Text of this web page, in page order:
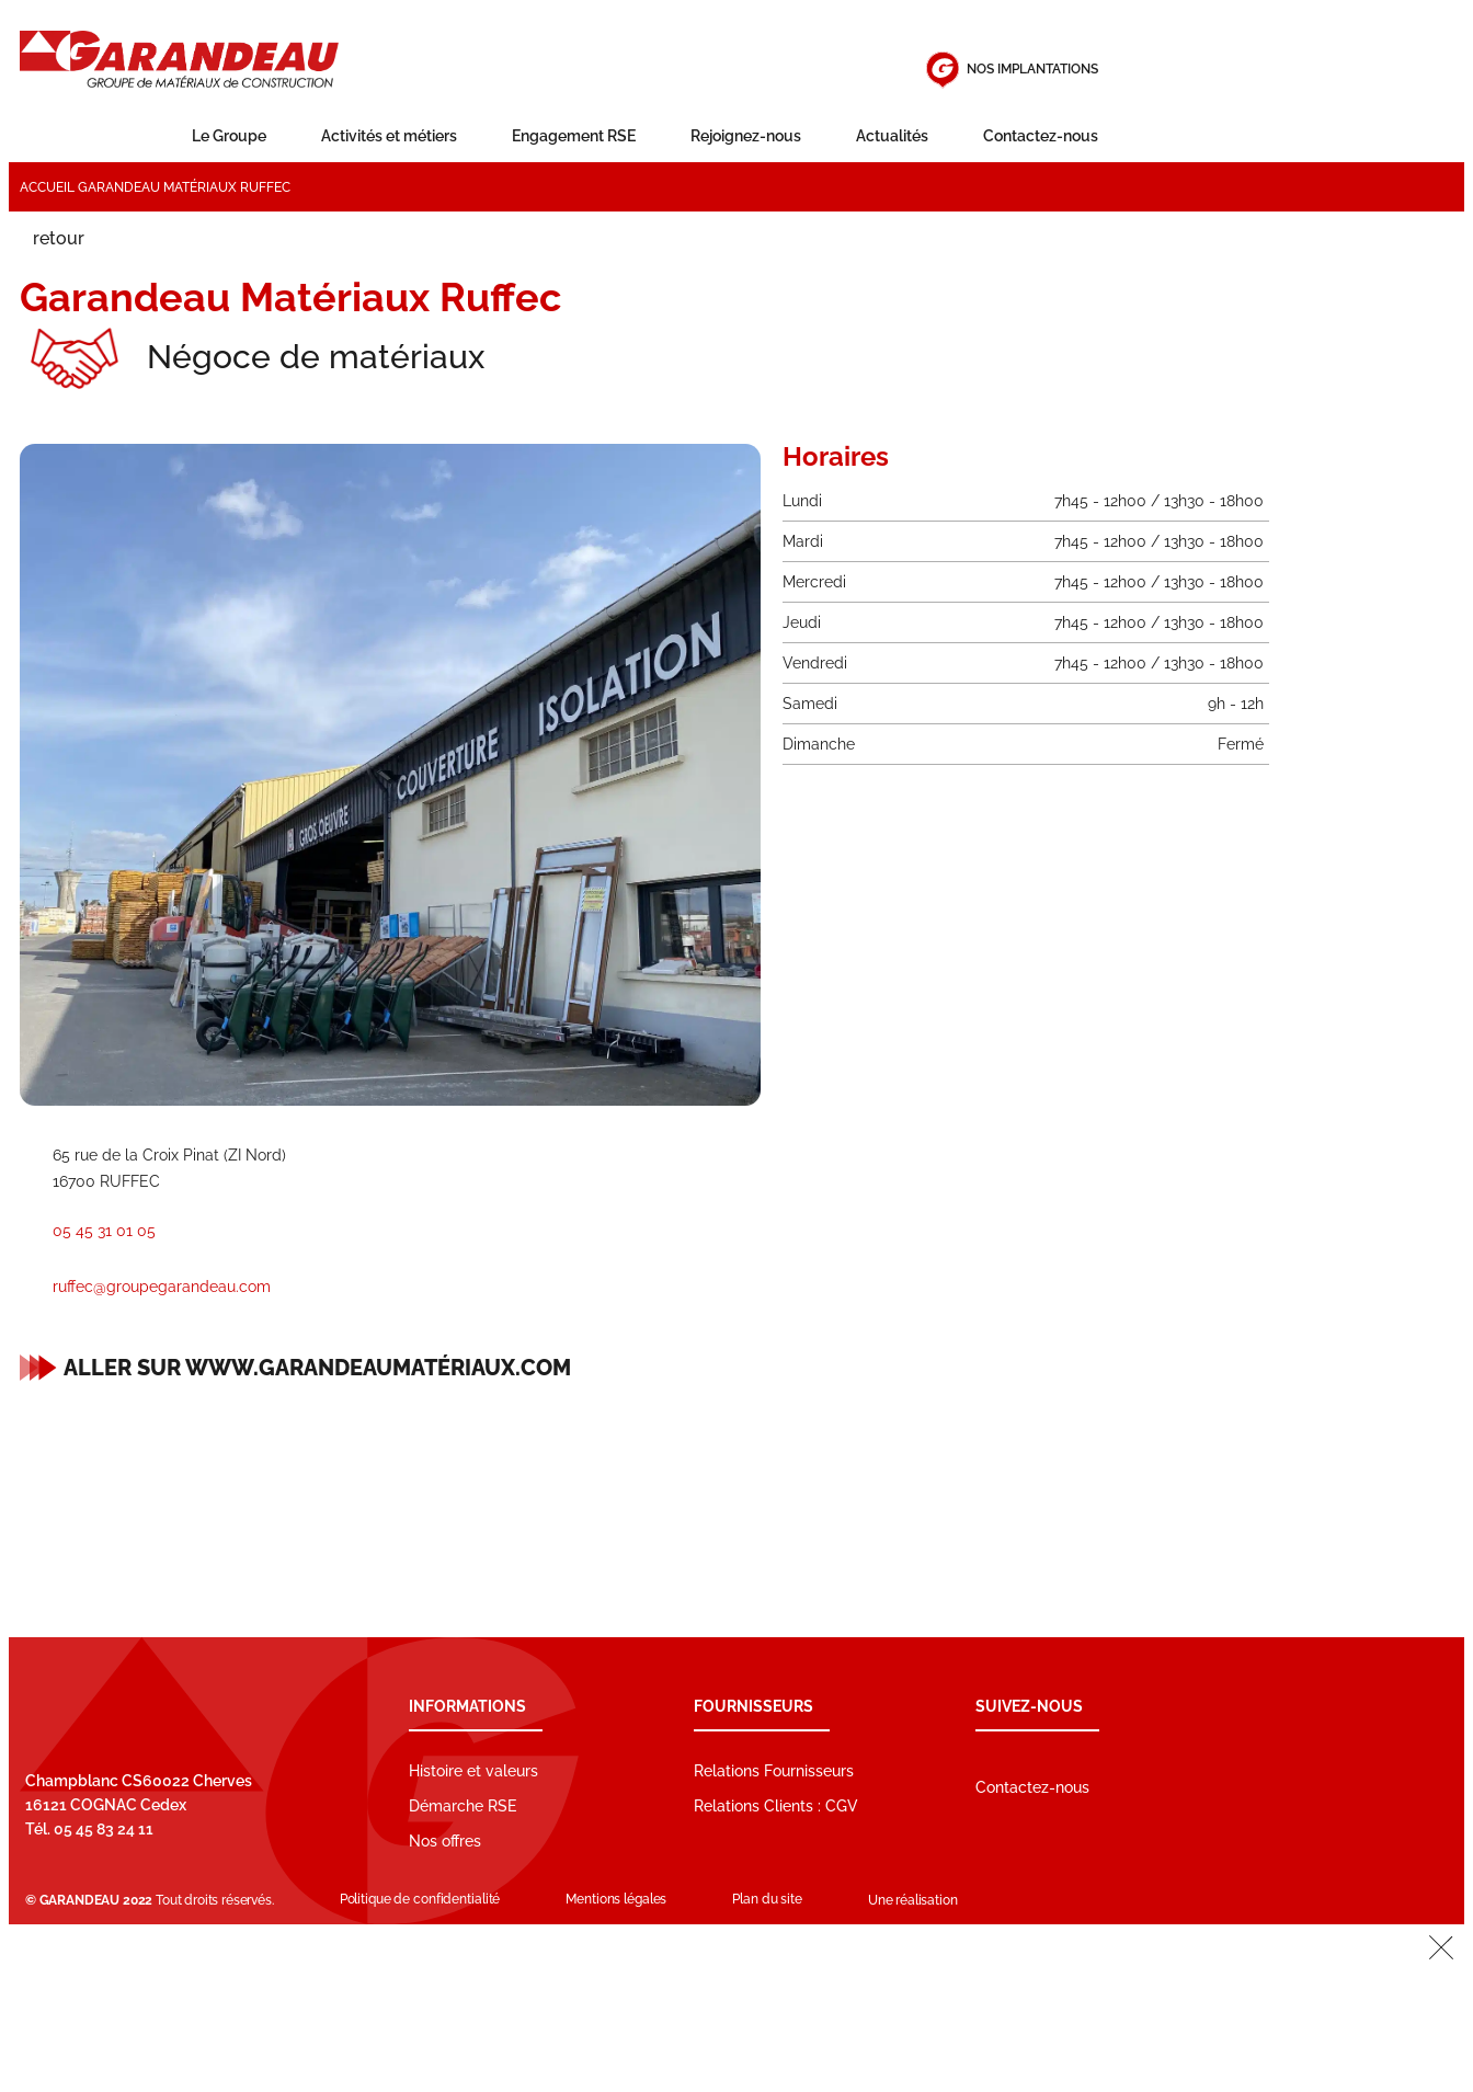
NOS IMPLANTATIONS
Le Groupe Activités et métiers Engagement RSE Rejoignez-nous Actualités Contactez-nous
ACCUEIL GARANDEAU MATÉRIAUX RUFFEC
retour
Garandeau Matériaux Ruffec
Négoce de matériaux
65 rue de la Croix Pinat (ZI Nord)
16700 RUFFEC
05 45 31 01 05
ruffec@groupegarandeau.com
ALLER SUR WWW.GARANDEAUMATÉRIAUX.COM
Horaires
Lundi 7h45 - 12h00 / 13h30 - 18h00
Mardi 7h45 - 12h00 / 13h30 - 18h00
Mercredi 7h45 - 12h00 / 13h30 - 18h00
Jeudi 7h45 - 12h00 / 13h30 - 18h00
Vendredi 7h45 - 12h00 / 13h30 - 18h00
Samedi 9h - 12h
Dimanche Fermé
Champblanc CS60022 Cherves
16121 COGNAC Cedex
Tél. 05 45 83 24 11
INFORMATIONS
Histoire et valeurs
Démarche RSE
Nos offres
FOURNISSEURS
Relations Fournisseurs
Relations Clients : CGV
SUIVEZ-NOUS
Contactez-nous
© GARANDEAU 2022 Tout droits réservés. Politique de confidentialité Mentions légales Plan du site Une réalisation